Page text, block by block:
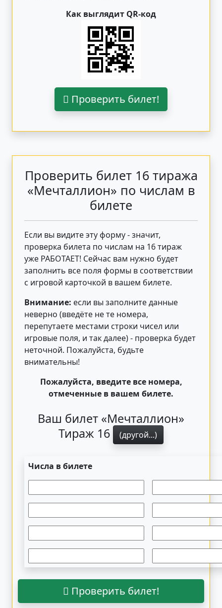
Как выглядит QR-код
Проверить билет!
Проверить билет 16 тиража
«Мечталлион» по числам в
билете
Если вы видите эту форму - значит,
проверка билета по числам на 16 тираж
уже РАБОТАЕТ! Сейчас вам нужно будет
заполнить все поля формы в соответствии
с игровой карточкой в вашем билете.
Внимание: если вы заполните данные
неверно (введёте не те номера,
перепутаете местами строки чисел или
игровые поля, и так далее) - проверка будет
неточной. Пожалуйста, будьте
внимательны!
Пожалуйста, введите все номера,
отмеченные в вашем билете.
Ваш билет «Мечталлион»
Тираж 16
(другой...)
Числа в билете
Проверить билет!